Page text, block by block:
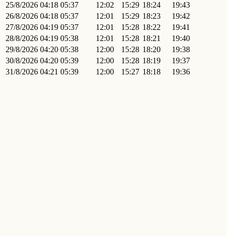
25/8/2026 04:18 05:37 12:02 15:29 18:24
19:43
26/8/2026 04:18 05:37 12:01 15:29 18:23
19:42
27/8/2026 04:19 05:37 12:01 15:28 18:22
19:41
28/8/2026 04:19 05:38 12:01 15:28 18:21
19:40
29/8/2026 04:20 05:38 12:00 15:28 18:20
19:38
30/8/2026 04:20 05:39 12:00 15:28 18:19
19:37
31/8/2026 04:21 05:39 12:00 15:27 18:18 19:36